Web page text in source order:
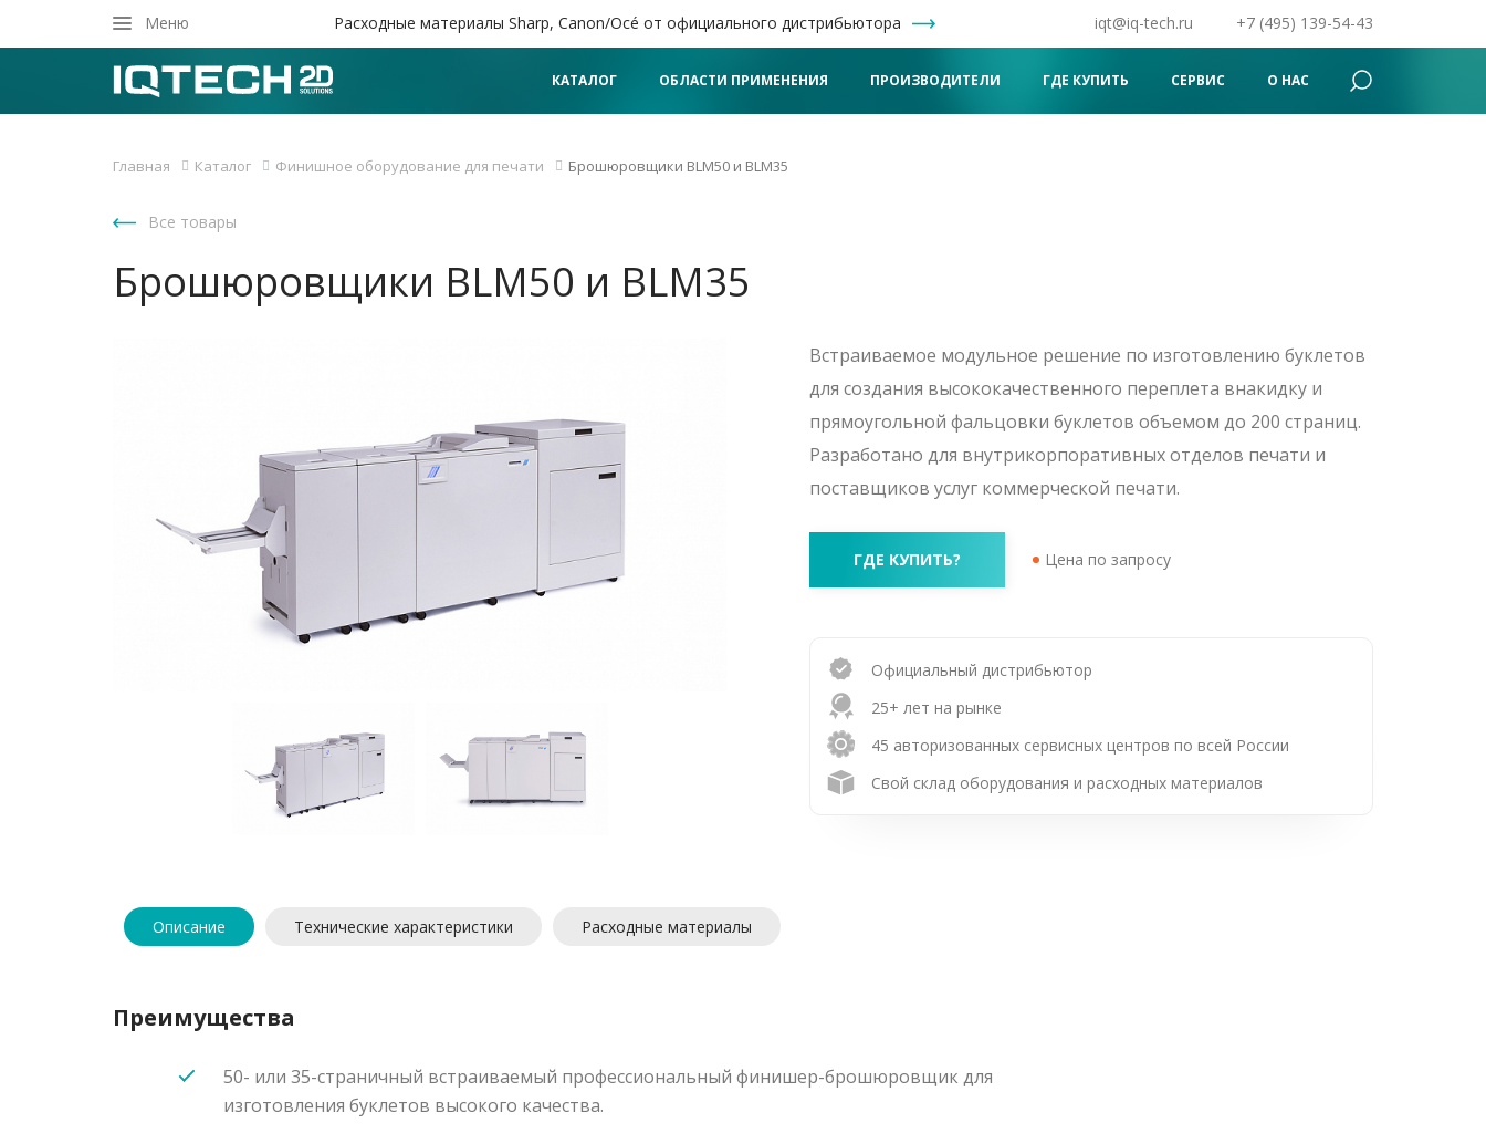
Меню
Расходные материалы Sharp, Canon/Océ от официального дистрибьютора
iqt@iq-tech.ru +7 (495) 139-54-43
×
КАТАЛОГ ОБЛАСТИ ПРИМЕНЕНИЯ ПРОИЗВОДИТЕЛИ ГДЕ КУПИТЬ СЕРВИС О НАС
Главная Каталог Финишное оборудование для печати Брошюровщики BLM50 и BLM35
Все товары
Брошюровщики BLM50 и BLM35
Встраиваемое модульное решение по изготовлению буклетов
для создания высококачественного переплета внакидку и
прямоугольной фальцовки буклетов объемом до 200 страниц.
Разработано для внутрикорпоративных отделов печати и
поставщиков услуг коммерческой печати.
ГДЕ КУПИТЬ? Цена по запросу
Официальный дистрибьютор
25+ лет на рынке
45 авторизованных сервисных центров по всей России
Свой склад оборудования и расходных материалов
Описание Технические характеристики Расходные материалы
Преимущества
50- или 35-страничный встраиваемый профессиональный финишер-брошюровщик для
изготовления буклетов высокого качества.